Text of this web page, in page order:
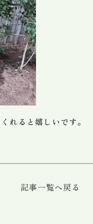
れると嬉しいです。
記事一覧へ戻る